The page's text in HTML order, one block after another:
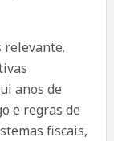
relevante.
anos de
e regras de
fiscais,